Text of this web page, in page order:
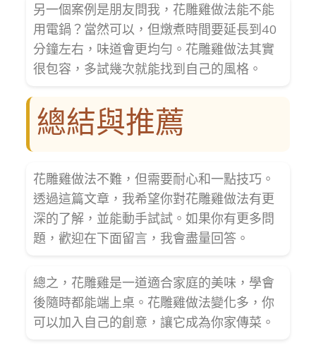
另一個案例是朋友問我，花雕雞做法能不能
用電鍋？當然可以，但燉煮時間要延長到40
分鐘左右，味道會更均勻。花雕雞做法其實
很包容，多試幾次就能找到自己的風格。
總結與推薦
花雕雞做法不難，但需要耐心和一點技巧。
透過這篇文章，我希望你對花雕雞做法有更
深的了解，並能動手試試。如果你有更多問
題，歡迎在下面留言，我會盡量回答。
總之，花雕雞是一道適合家庭的美味，學會
後隨時都能端上桌。花雕雞做法變化多，你
可以加入自己的創意，讓它成為你家傳菜。